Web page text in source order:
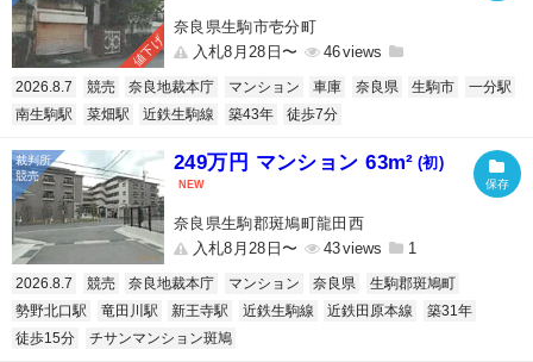
値下げ
奈良県生駒市壱分町
入札8月28日〜
46
2026.8.7 競売 奈良地裁本庁 マンション 車庫 奈良県 生駒市
一分駅
南生駒駅
菜畑駅 近鉄生駒線 築43年 徒歩7分
249万円 マンション 63m² (初)
奈良県生駒郡斑鳩町龍田西
入札8月28日〜
43 1
2026.8.7 競売 奈良地裁本庁 マンション 奈良県
生駒郡斑鳩町
勢野北口駅
竜田川駅 新王寺駅 近鉄生駒線 近鉄田原本線
築31年
徒歩15分
チサンマンション斑鳩